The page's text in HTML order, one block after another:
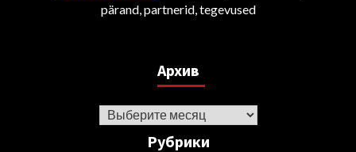
pärand, partnerid, tegevused
Архив
Архив
Рубрики